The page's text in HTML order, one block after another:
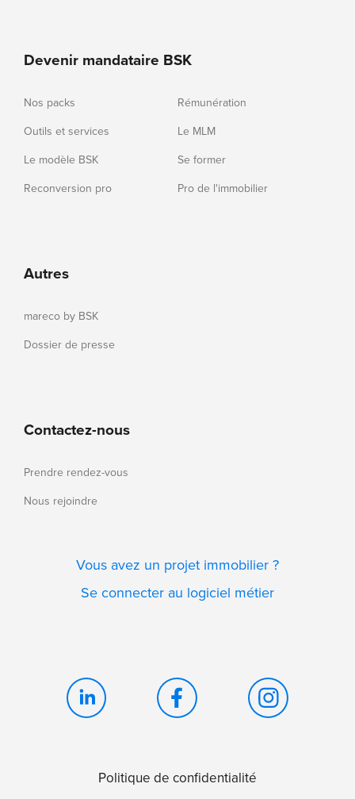
Devenir mandataire BSK
Nos packs
Rémunération
Outils et services
Le MLM
Le modèle BSK
Se former
Reconversion pro
Pro de l'immobilier
Autres
mareco by BSK
Dossier de presse
Contactez-nous
Prendre rendez-vous
Nous rejoindre
Vous avez un projet immobilier ?
Se connecter au logiciel métier
Politique de confidentialité